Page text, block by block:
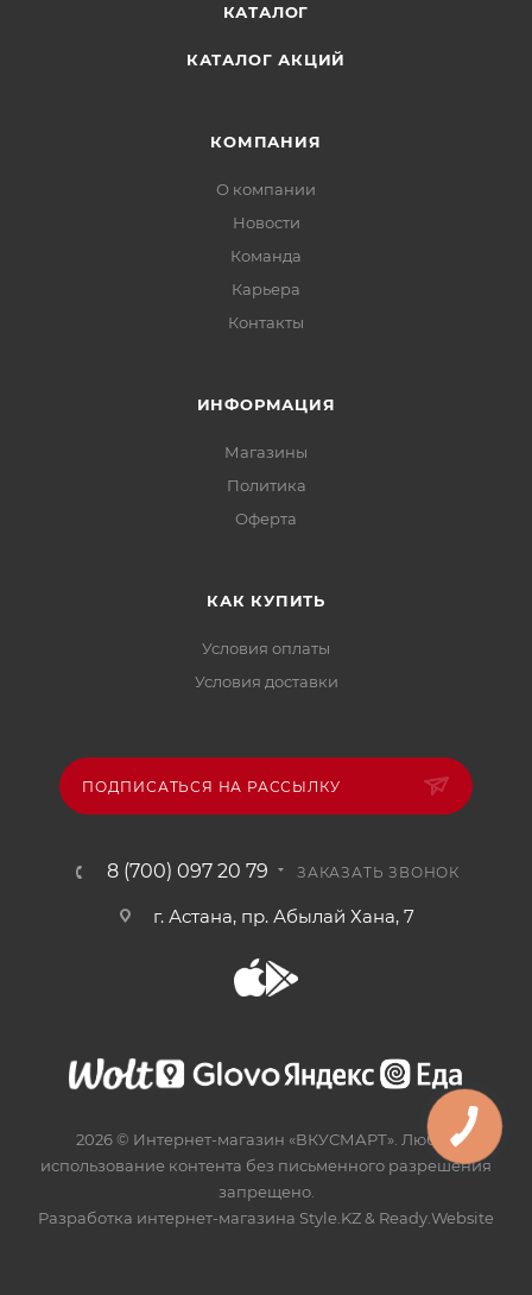
желудочно-кишечного трактаИсточник:
http://www.uvelka.ru/products/v_upakovke/krupa-
КАТАЛОГ
КАТАЛОГ АКЦИЙ
КОМПАНИЯ
О компании
Новости
Команда
Карьера
Контакты
ИНФОРМАЦИЯ
Магазины
Политика
Офертa
КАК КУПИТЬ
Условия оплаты
Условия доставки
ПОДПИСАТЬСЯ НА РАССЫЛКУ
8 (700) 097 20 79 ЗАКАЗАТЬ ЗВОНОК
г. Астана, пр. Абылай Хана, 7
2026 © Интернет-магазин «ВКУСМАРТ». Любое
использование контента без письменного разрешения
запрещено.
Разработка интернет-магазина Style.KZ& Ready.Website